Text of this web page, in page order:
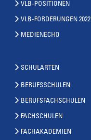
VLB-POSITIONEN
VLB-FORDERUNGEN 2022
MEDIENECHO
SCHULARTEN
BERUFSSCHULEN
BERUFSFACHSCHULEN
FACHSCHULEN
FACHAKADEMIEN